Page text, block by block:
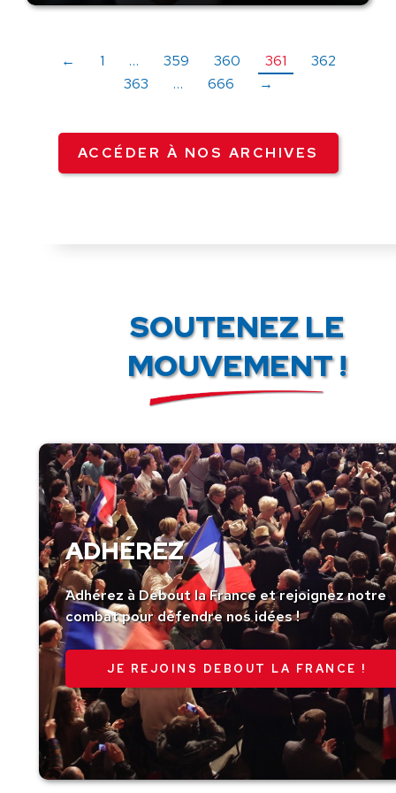
← 1 … 359 360 361
362
363
… 666 →
ACCÉDER À NOS ARCHIVES
SOUTENEZ LE
MOUVEMENT !
ADHÉREZ
Adhérez à Debout la France et rejoignez notre
combat pour défendre nos idées !
JE REJOINS DEBOUT LA FRANCE !